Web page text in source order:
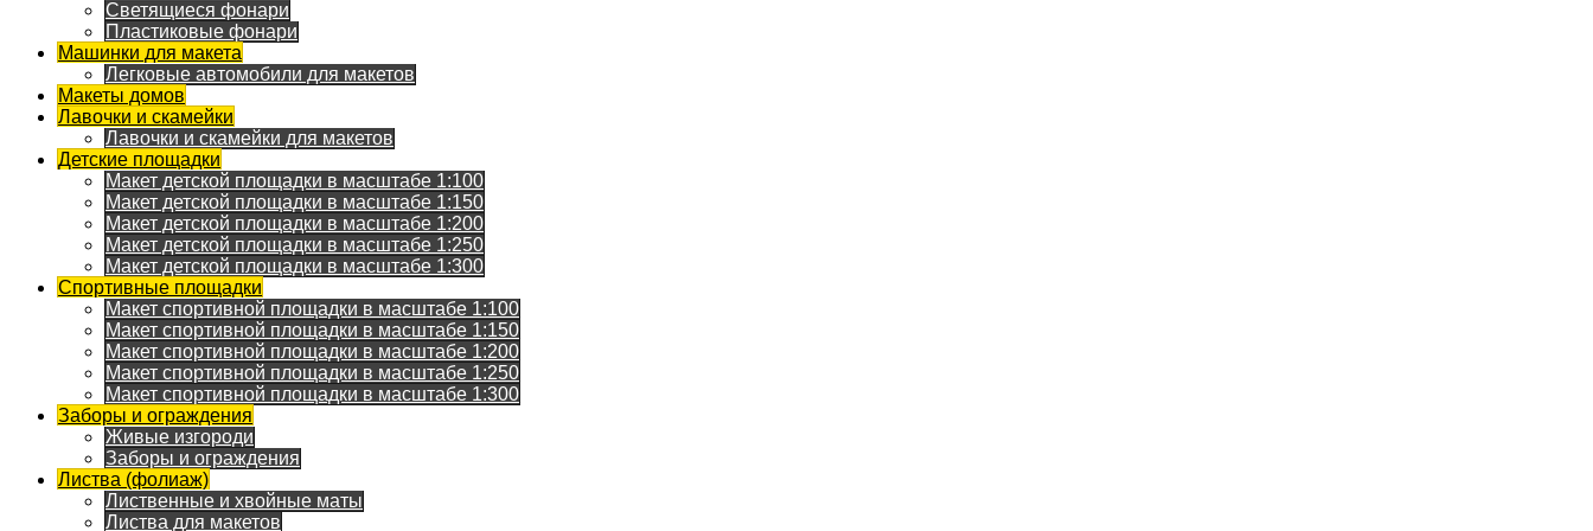
Светящиеся фонари
Пластиковые фонари
Машинки для макета
Легковые автомобили для макетов
Макеты домов
Лавочки и скамейки
Лавочки и скамейки для макетов
Детские площадки
Макет детской площадки в масштабе 1:100
Макет детской площадки в масштабе 1:150
Макет детской площадки в масштабе 1:200
Макет детской площадки в масштабе 1:250
Макет детской площадки в масштабе 1:300
Спортивные площадки
Макет спортивной площадки в масштабе 1:100
Макет спортивной площадки в масштабе 1:150
Макет спортивной площадки в масштабе 1:200
Макет спортивной площадки в масштабе 1:250
Макет спортивной площадки в масштабе 1:300
Заборы и ограждения
Живые изгороди
Заборы и ограждения
Листва (фолиаж)
Лиственные и хвойные маты
Листва для макетов